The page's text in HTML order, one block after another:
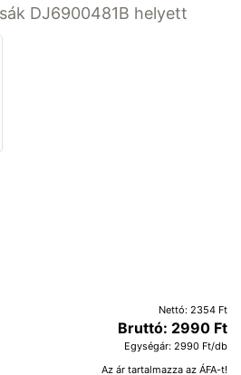
DJ6900481B helyett
Nettó: 2354 Ft
Bruttó: 2990 Ft
Egységár: 2990 Ft/db
Az ár tartalmazza az ÁFA-t!